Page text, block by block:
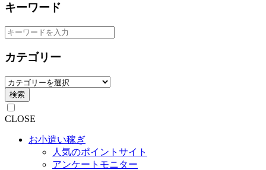
キーワード
カテゴリー
検索
CLOSE
お小遣い稼ぎ
人気のポイントサイト
アンケートモニター